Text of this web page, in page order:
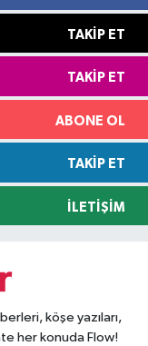
TAKIP ET
TAKIP ET
ABONE OL
TAKIP ET
İLETIŞIM
köşe yazıları,
her konuda Flow!